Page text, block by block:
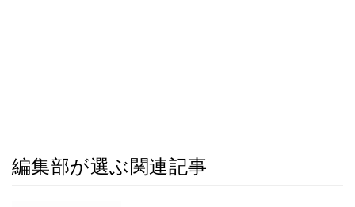
編集部が選ぶ関連記事